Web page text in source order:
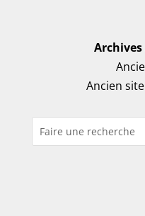
Ancien site